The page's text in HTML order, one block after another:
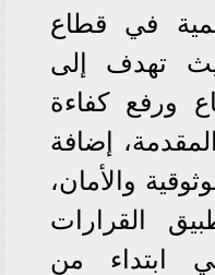
في قطاع
تهدف إلى
ورفع كفاءة
المقدمة، إضافة
والأمان،
القرارات
ابتداء من